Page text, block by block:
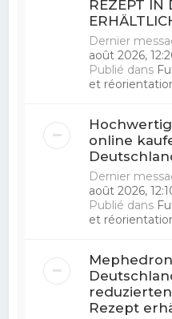
REZEPT IN
Dernier
août 2026,
Publié dans
et
online
Dernier
août 2026,
Publié dans
et
Rezept